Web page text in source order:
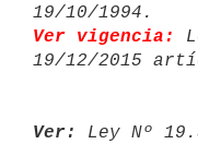
Ver vigencia:
19/12/2015
Ver:
Ley Nº